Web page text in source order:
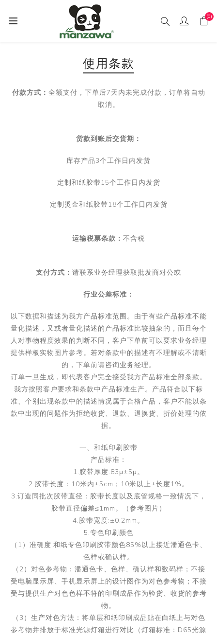
(0)
使用条款
付款方式： 全额支付，下单后7天内未完成付款，订单将自动
取消。
货款到账后交货期：
库存产品3个工作日内发货
定制和纸胶带15个工作日内发货
定制烫金和纸胶带18个工作日内发货
运输税票条款： 不含税
支付方式： 请联系业务经理获取批发商对公或
行业公差标准：
以下数据和描述为我方产品标准范围。由于有些产品标准不能
量化描述，又或者量化描述的产品标准比较抽象的，而且每个
人对事物程度效果的判断不同，客户下单前可以要求业务经理
提供样板实物图片参考。若对条款中的描述有不理解或不清晰
的，下单前请咨询业务经理。
订单一旦生成，即代表客户完全接受我方产品标准全部条款。
我方按照客户要求和条款中产品标准生产。产品符合以下标
准、个别出现条款中的描述情况属于合格产品，客户不能以条
款中出现的问题作为拒绝收货、退款、退换货、折价处理的依
据。
一、和纸印刷胶带
产品标准：
1.胶带厚度:83μ±5μ。
2.胶带长度：10米内±5cm；10米以上±长度1%。
3.订造同批次胶带直径：胶带长度以及底管规格一致情况下，
胶带直径偏差≤1mm。（参考图片）
4.胶带宽度:±0.2mm。
5.专色印刷颜色
（1）准确度:和纸专色印刷胶带颜色85%以上接近潘通色卡、
色样或确认样。
（2）对色参考物：潘通色卡、色样、确认样和数码样；不接
受电脑显示屏、手机显示屏上的设计图作为对色参考物；不接
受与提供生产对色色样不符的印刷成品作为验货、收货的参考
物。
（3）生产对色方法：将单层和纸印刷成品贴在白纸上与对色
参考物并排放于标准光源灯箱进行对比（灯箱标准：D65光源